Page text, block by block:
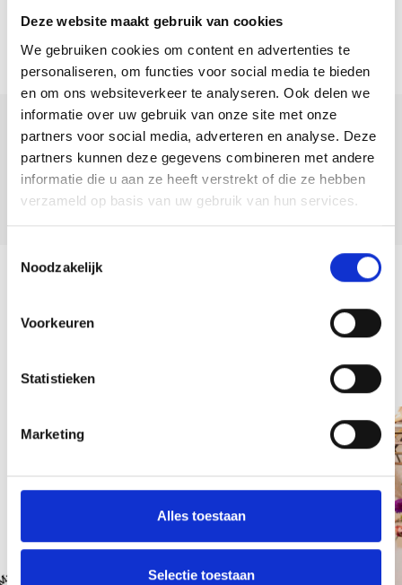
Deze website maakt gebruik van cookies
We gebruiken cookies om content en advertenties te
personaliseren, om functies voor social media te bieden
en om ons websiteverkeer te analyseren. Ook delen we
informatie over uw gebruik van onze site met onze
partners voor social media, adverteren en analyse. Deze
partners kunnen deze gegevens combineren met andere
informatie die u aan ze heeft verstrekt of die ze hebben
verzameld op basis van uw gebruik van hun services.
Noodzakelijk
Voorkeuren
Statistieken
Marketing
Alles toestaan
Selectie toestaan
Deel deze
woning:
Team